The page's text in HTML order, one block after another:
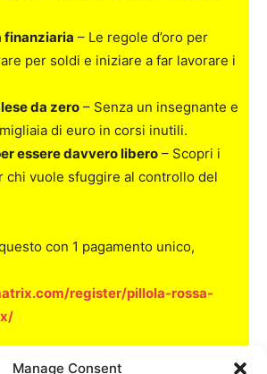
Manage Consent
finanziaria – Le regole d’oro per
per soldi e iniziare a far lavorare i
da zero – Senza un insegnante e
di euro in corsi inutili.
essere davvero libero – Scopri i
chi vuole sfuggire al controllo del
con 1 pagamento unico,
register/pillola-rossa-